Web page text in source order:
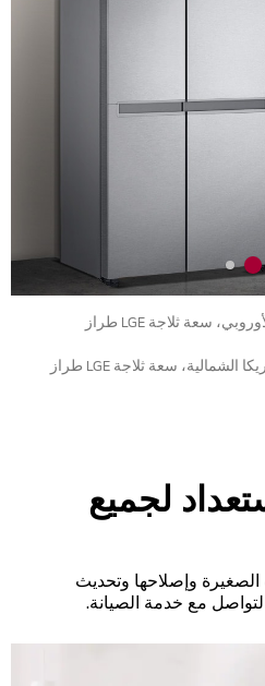
*635 لترًا: وفقًا لمعايير الاتحاد الأوروبي، سعة ثلاجة LGE طراز
*27 قدمًا مكعبًا: وفقًا لمعايير أمريكا الشمالية، سعة ثلاجة LGE طراز
لجميع
وإصلاحها وتحديث
مع خدمة الصيانة.